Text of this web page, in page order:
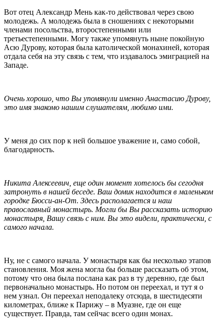
Вот отец Александр Мень как-то действовал через свою
молодежь. А молодежь была в сношениях с некоторыми
членами посольства, второстепенными или
третьестепенными. Могу также упомянуть ныне покойную
Асю Дурову, которая была католической монахиней, которая
отдала себя на эту связь с тем, что издавалось эмиграцией на
Западе.
Очень хорошо, что Вы упомянули именно Анастасию Дурову,
это имя знакомо нашим слушателям, любимо ими.
У меня до сих пор к ней большое уважение и, само собой,
благодарность.
Никита Алексеевич, еще один момент хотелось бы сегодня
затронуть в нашей беседе. Ваш домик находится в маленьком
городке Бюсси-ан-От. Здесь располагается и наш
православный монастырь. Могли бы Вы рассказать историю
монастыря, Вашу связь с ним. Вы это видели, практически, с
самого начала.
Ну, не с самого начала. У монастыря как бы несколько этапов
становления. Моя жена могла бы больше рассказать об этом,
потому что она была послана как раз в ту деревню, где был
первоначально монастырь. Но потом он переехал, и тут я о
нем узнал. Он переехал неподалеку отсюда, в шестидесяти
километрах, ближе к Парижу – в Муазне, где он еще
существует. Правда, там сейчас всего один монах.